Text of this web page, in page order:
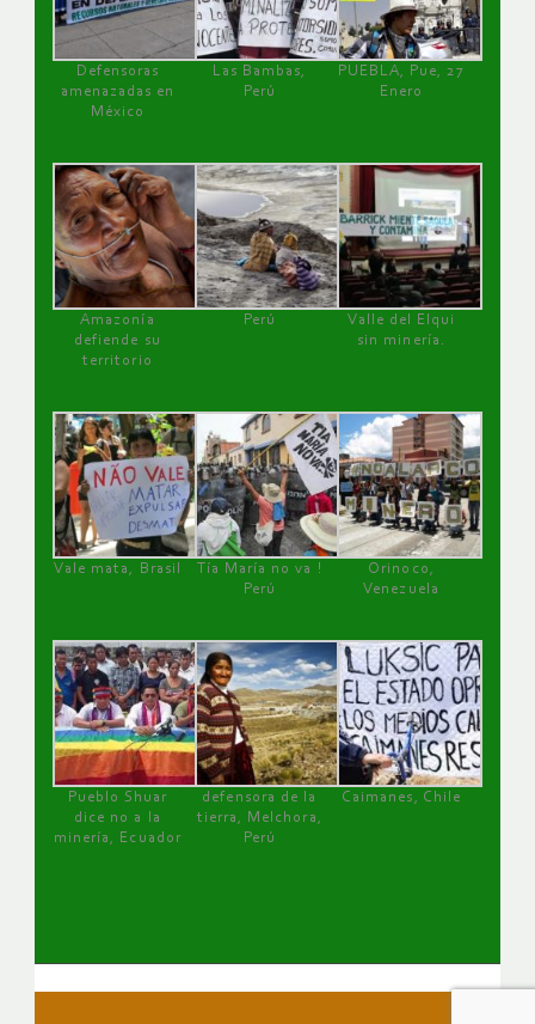
Defensoras
amenazadas en
México
Las Bambas,
Perú
PUEBLA, Pue, 27
Enero
Amazonía
defiende su
territorio
Perú
Valle del Elqui
sin minería.
Vale mata, Brasil
Tía María no va !
Perú
Orinoco,
Venezuela
Pueblo Shuar
dice no a la
minería, Ecuador
defensora de la
tierra, Melchora,
Perú
Caimanes, Chile